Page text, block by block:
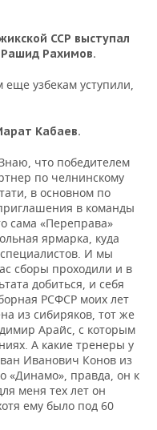
ССР выступал
Рахимов.
узбекам уступили,
Кабаев.
что победителем
по челнинскому
в основном по
в команды
сама «Переправа»
ярмарка, куда
И мы
сборы проходили и в
добиться, и себя
РСФСР моих лет
из сибиряков, тот же
Арайс, с которым
А какие тренеры у
Иванович Конов из
«Динамо», правда, он к
меня тех лет он
ему было под 60